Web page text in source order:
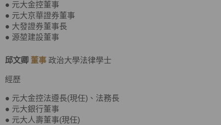
● 元大金控董事
● 元大京華證券董事
● 大發證券董事長
● 源堃建設董事
邱文卿 董事 政治大學法律學士
經歷
● 元大金控法遵長(現任)、法務長
● 元大銀行董事
● 元大人壽董事(現任)